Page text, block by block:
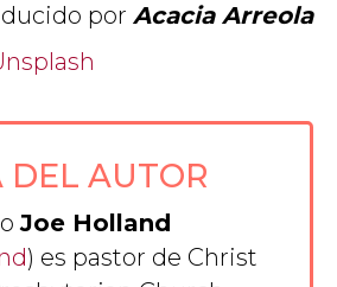
por Acacia Arreola
DEL AUTOR
Joe Holland
) es pastor de Christ